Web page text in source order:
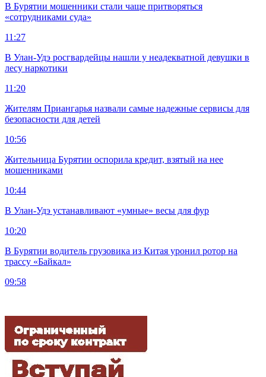
В Бурятии мошенники стали чаще притворяться
«сотрудниками суда»
11:27
В Улан-Удэ росгвардейцы нашли у неадекватной девушки в
лесу наркотики
11:20
Жителям Приангарья назвали самые надежные сервисы для
безопасности для детей
10:56
Жительница Бурятии оспорила кредит, взятый на нее
мошенниками
10:44
В Улан-Удэ устанавливают «умные» весы для фур
10:20
В Бурятии водитель грузовика из Китая уронил ротор на
трассу «Байкал»
09:58